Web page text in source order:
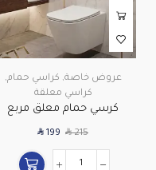
عروض خاصة, كراسي حمام,
كراسي معلقة
كرسي حمام معلق مربع
سعودي أبيض | غطاء أكريلك
SAR215
SAR 199